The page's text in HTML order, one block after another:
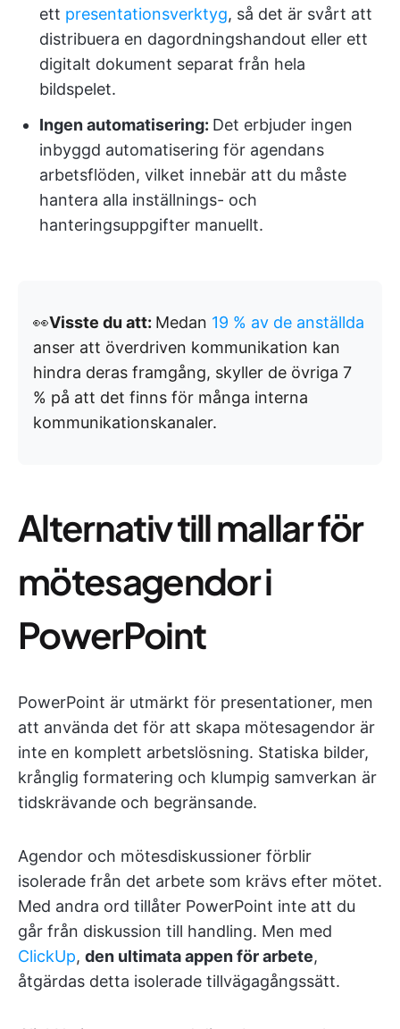
ett presentationsverktyg, så det är svårt att
distribuera en dagordningshandout eller ett
digitalt dokument separat från hela
bildspelet.
Ingen automatisering: Det erbjuder ingen
inbyggd automatisering för agendans
arbetsflöden, vilket innebär att du måste
hantera alla inställnings- och
hanteringsuppgifter manuellt.
👀Visste du att: Medan 19 % av de anställda
anser att överdriven kommunikation kan
hindra deras framgång, skyller de övriga 7
% på att det finns för många interna
kommunikationskanaler.
Alternativ till mallar för
mötesagendor i
PowerPoint
PowerPoint är utmärkt för presentationer, men
att använda det för att skapa mötesagendor är
inte en komplett arbetslösning. Statiska bilder,
krånglig formatering och klumpig samverkan är
tidskrävande och begränsande.
Agendor och mötesdiskussioner förblir
isolerade från det arbete som krävs efter mötet.
Med andra ord tillåter PowerPoint inte att du
går från diskussion till handling. Men med
ClickUp, den ultimata appen för arbete,
åtgärdas detta isolerade tillvägagångssätt.